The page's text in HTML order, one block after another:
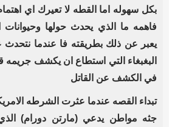
بكل سهوله اما القطه لا تعيرك اي
فاهمه ما الذي يحدث حولها
يعبر عن ذلك بطريقته فا عندما
البغبغاء التي استطاع ان يكشف جريمه
في الكشف عن القاتل
جثه مواطن يدعي (مارتن دورام)